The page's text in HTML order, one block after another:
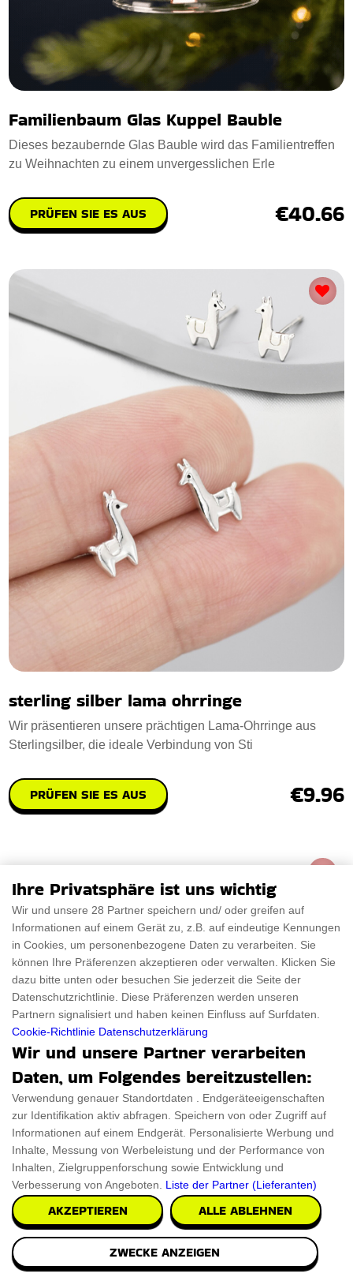
Familienbaum Glas Kuppel Bauble
Dieses bezaubernde Glas Bauble wird das Familientreffen
zu Weihnachten zu einem unvergesslichen Erle
PRÜFEN SIE ES AUS €40.66
sterling silber lama ohrringe
Wir präsentieren unsere prächtigen Lama-Ohrringe aus
Sterlingsilber, die ideale Verbindung von Sti
PRÜFEN SIE ES AUS €9.96
Ihre Privatsphäre ist uns wichtig
Wir und unsere 28 Partner speichern und/ oder greifen auf
Informationen auf einem Gerät zu, z.B. auf eindeutige Kennungen
in Cookies, um personenbezogene Daten zu verarbeiten. Sie
können Ihre Präferenzen akzeptieren oder verwalten. Klicken Sie
dazu bitte unten oder besuchen Sie jederzeit die Seite der
Datenschutzrichtlinie. Diese Präferenzen werden unseren
Partnern signalisiert und haben keinen Einfluss auf Surfdaten.
Cookie-Richtlinie Datenschutzerklärung
Wir und unsere Partner verarbeiten
Daten, um Folgendes bereitzustellen:
Verwendung genauer Standortdaten . Endgeräteeigenschaften
zur Identifikation aktiv abfragen. Speichern von oder Zugriff auf
Informationen auf einem Endgerät. Personalisierte Werbung und
Inhalte, Messung von Werbeleistung und der Performance von
Inhalten, Zielgruppenforschung sowie Entwicklung und
Verbesserung von Angeboten. Liste der Partner (Lieferanten)
AKZEPTIEREN ALLE ABLEHNEN
ZWECKE ANZEIGEN